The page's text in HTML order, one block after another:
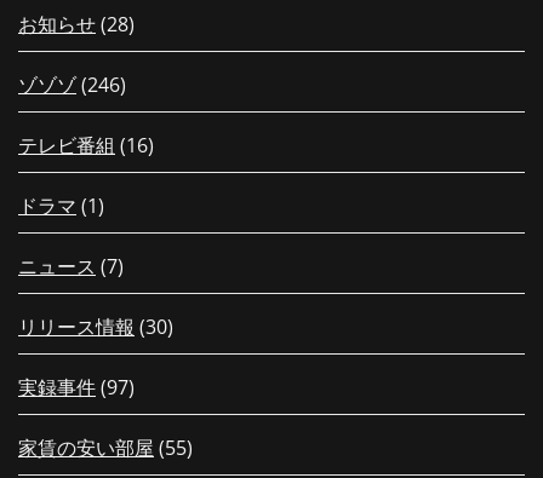
お知らせ(28)
ゾゾゾ(246)
テレビ番組 (16)
ドラマ (1)
ニュース (7)
リリース情報 (30)
実録事件(97)
家賃の安い部屋 (55)